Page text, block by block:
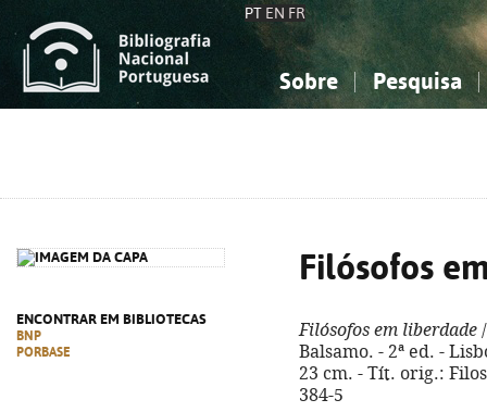
PT EN FR
Sobre Pesquisa
ENCONTRAR EM BIBLIOTECAS
BNP
PORBASE
Filósofos
Filósofos em liberdade
Balsamo. - 2ª ed. -
23 cm. - Tít. orig.:
384-5